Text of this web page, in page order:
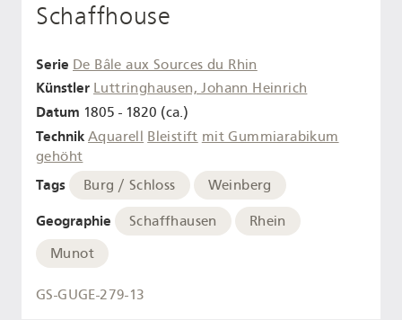
Schaffhouse
Serie De Bâle aux Sources du Rhin
Künstler Luttringhausen, Johann Heinrich
Datum 1805 - 1820 (ca.)
Technik Aquarell Bleistift mit Gummiarabikum
gehöht
Tags Burg / Schloss Weinberg
Geographie Schaffhausen
Rhein
Munot
GS-GUGE-279-13